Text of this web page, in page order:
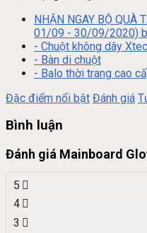
NHẬN NGAY BỘ QUÀ
01/09 - 30/09/2020)
- Chuột không dây
- Bàn di chuột
- Balo thời trang cao
Đặc điểm nổi bật Đánh giá
Bình luận
Đánh giá Mainboard
5
4
3